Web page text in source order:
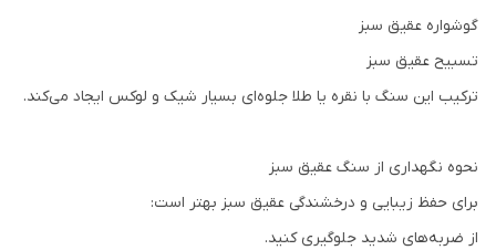
گوشواره عقیق سبز
تسبیح عقیق سبز
ترکیب این سنگ با نقره یا طلا جلوه‌ای بسیار شیک و لوکس ایجاد می‌کند.
نحوه نگهداری از سنگ عقیق سبز
برای حفظ زیبایی و درخشندگی عقیق سبز بهتر است:
از ضربه‌های شدید جلوگیری کنید.